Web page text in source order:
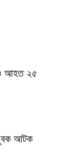
ও আহত ২৫
যুবক আটক